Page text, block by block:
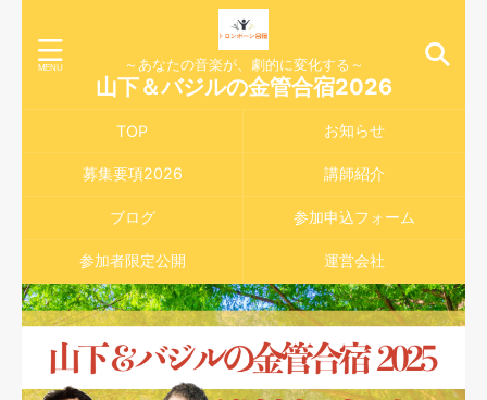
～あなたの音楽が、劇的に変化する～
山下＆バジルの金管合宿2026
TOP お知らせ
募集要項2026 講師紹介
ブログ 参加申込フォーム
参加者限定公開 運営会社